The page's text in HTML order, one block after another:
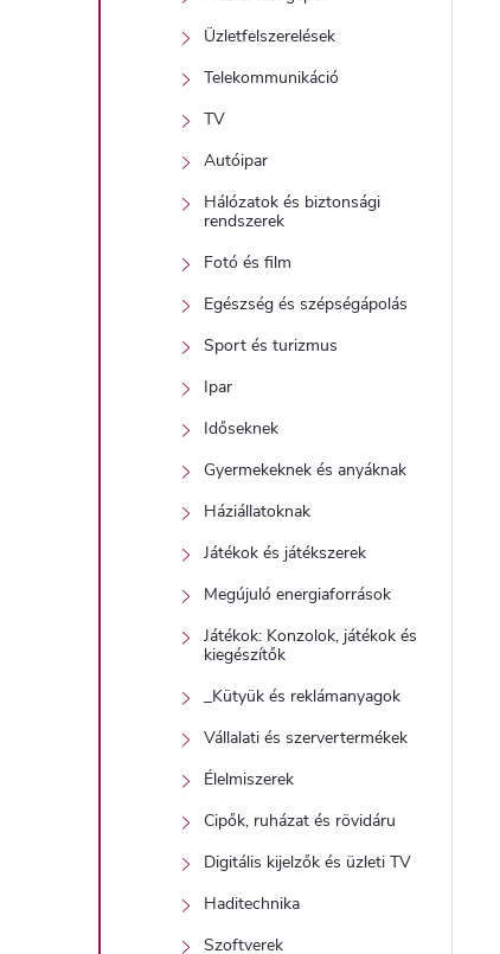
Üzletfelszerelések
Telekommunikáció
TV
Autóipar
Hálózatok és biztonsági
rendszerek
Fotó és film
Egészség és szépségápolás
Sport és turizmus
Ipar
Időseknek
Gyermekeknek és anyáknak
Háziállatoknak
Játékok és játékszerek
Megújuló energiaforrások
Játékok: Konzolok, játékok és
kiegészítők
_Kütyük és reklámanyagok
Vállalati és szervertermékek
Élelmiszerek
Cipők, ruházat és rövidáru
Digitális kijelzők és üzleti TV
Haditechnika
Szoftverek